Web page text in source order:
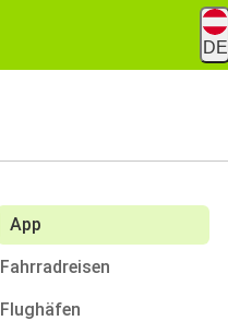
DE
App
Fahrradreisen
Flughäfen